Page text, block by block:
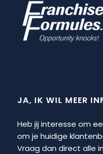
JA, IK WIL MEER
Heb jij interesse om
om je huidige
Vraag dan direct alle